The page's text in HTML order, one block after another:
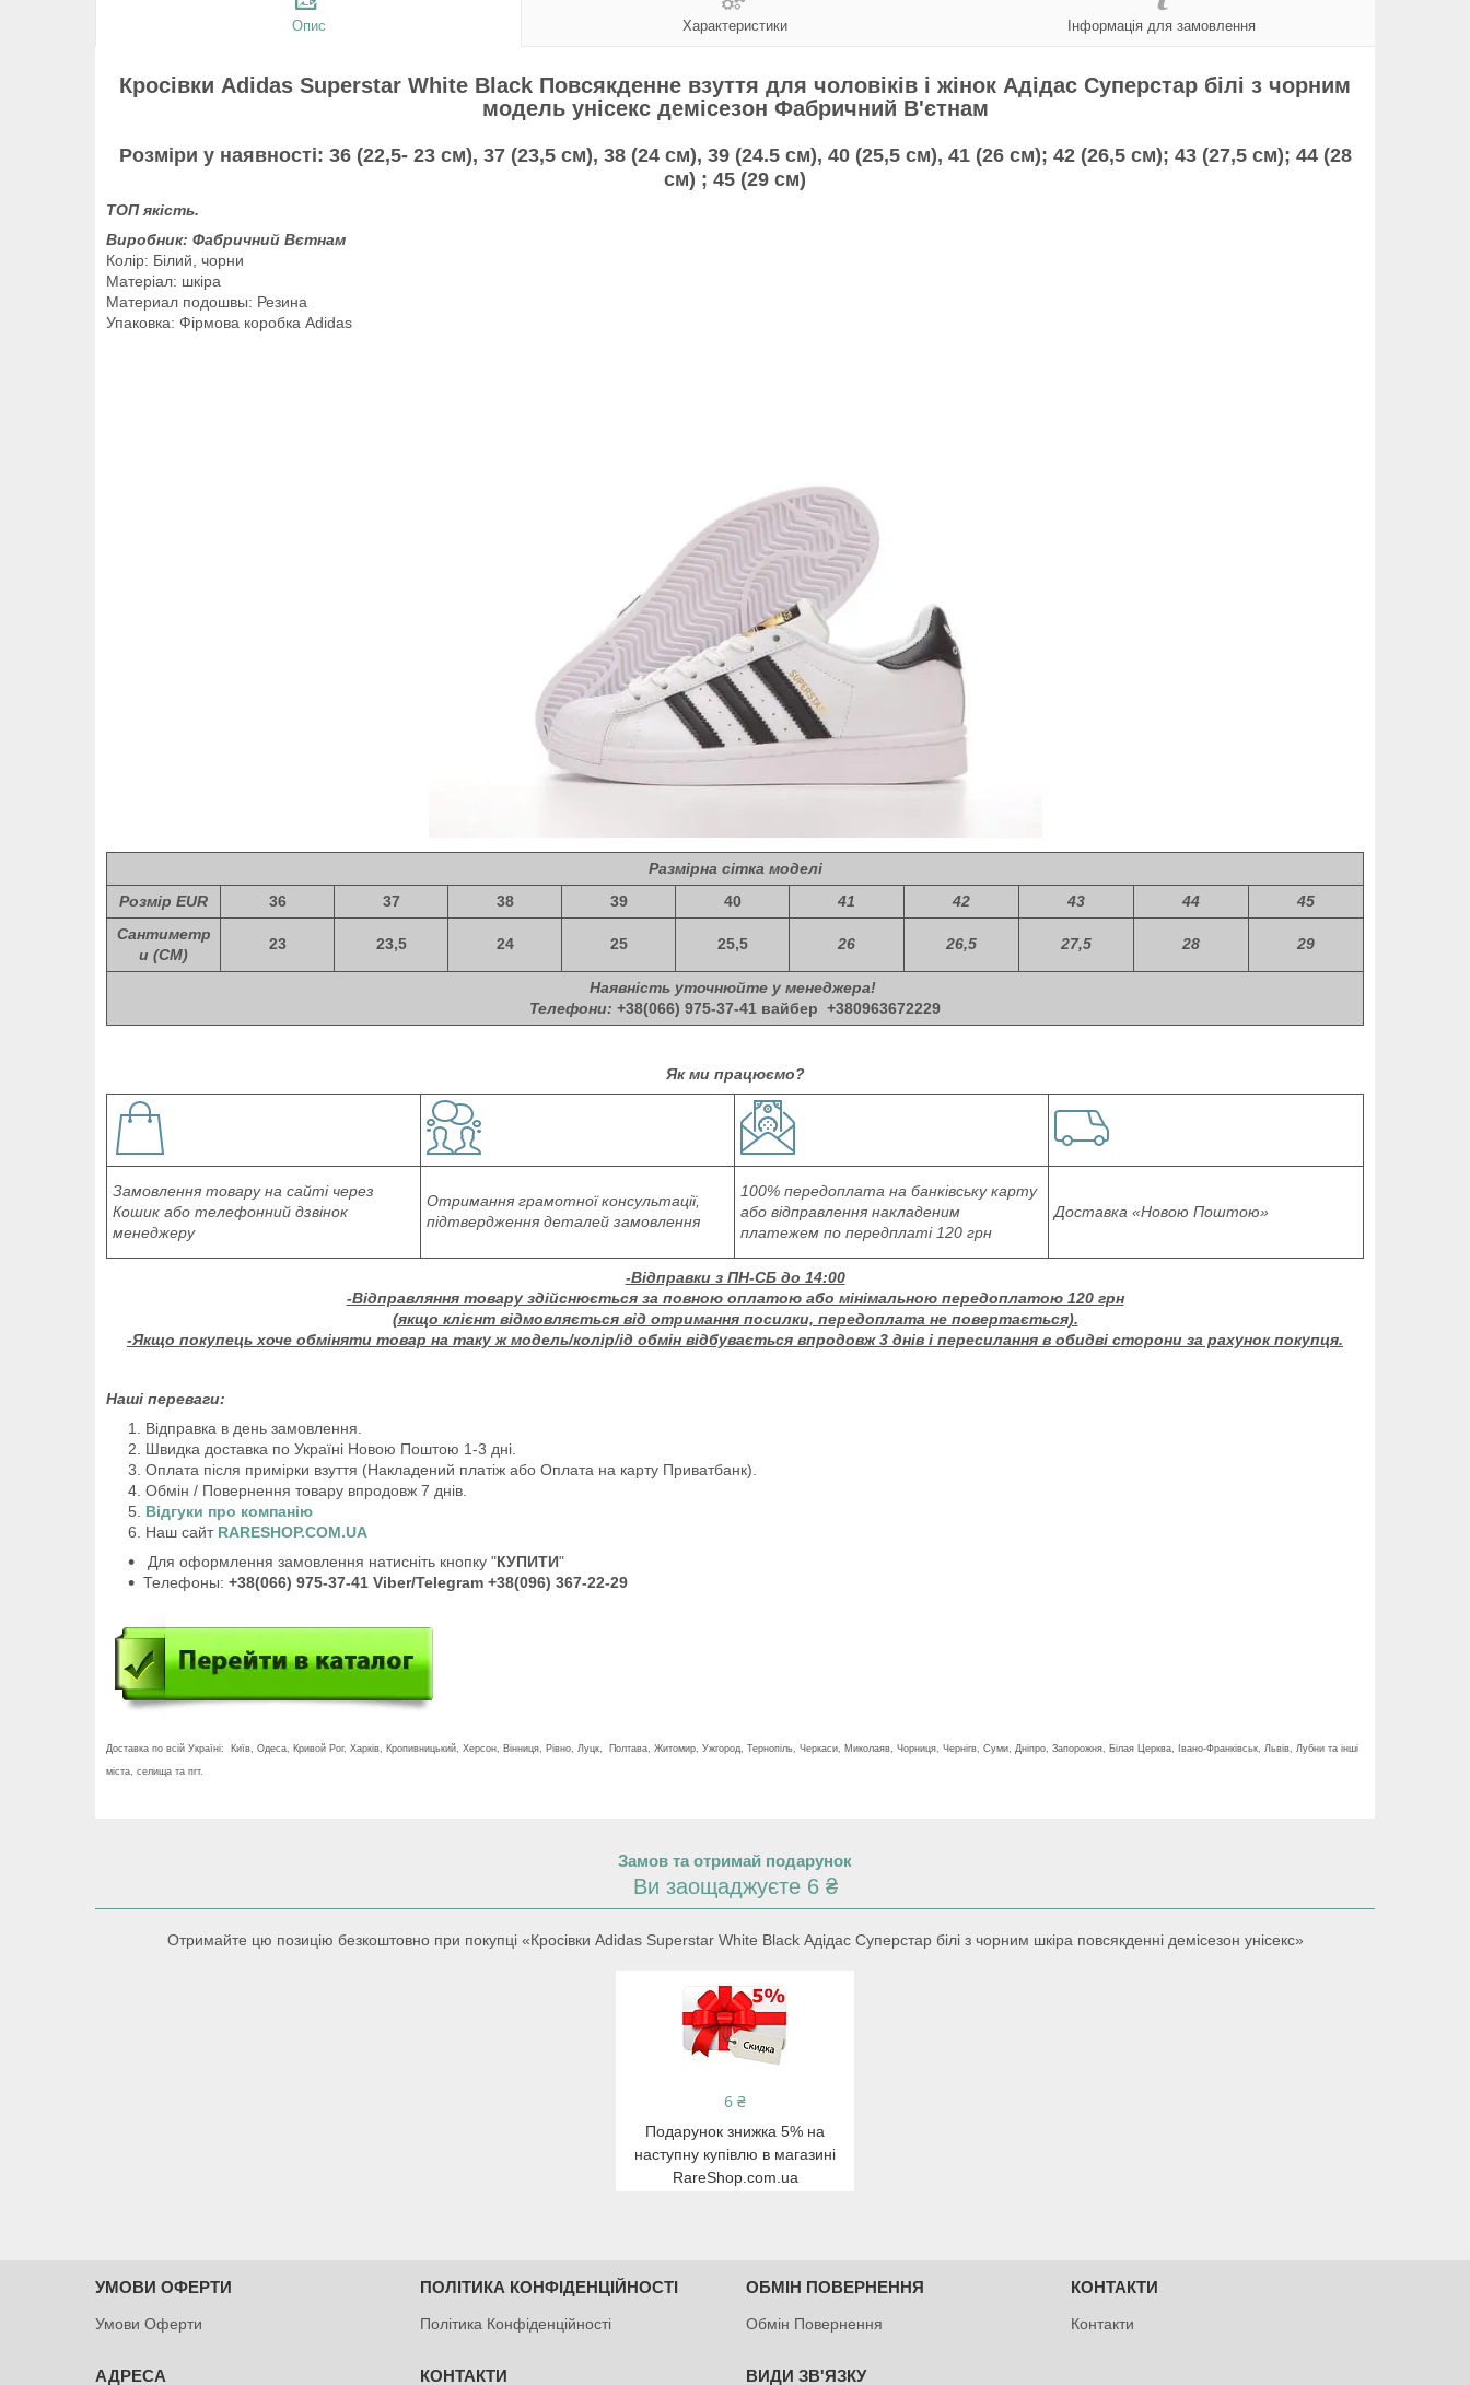
Опис Характеристики Інформація для замовлення
Кросівки Adidas Superstar White Black Повсякденне взуття для чоловіків і жінок Адідас Суперстар білі з чорним
модель унісекс демісезон Фабричний В'єтнам
Розміри у наявності: 36 (22,5- 23 см), 37 (23,5 см), 38 (24 см), 39 (24.5 см), 40 (25,5 см), 41 (26 см); 42 (26,5 см); 43 (27,5 см); 44 (28
см) ; 45 (29 см)
ТОП якість.
Виробник: Фабричний Вєтнам
Колір: Білий, чорни
Матеріал: шкіра
Материал подошвы: Резина
Упаковка: Фірмова коробка Adidas
Размірна сітка моделі
Розмір EUR
36 37 38 39 40 41 42 43 44
45
Сантиметр
и (СМ)
23 23,5 24 25 25,5 26 26,5 27,5 28 29
Наявність уточнюйте у менеджера!
Телефони: +38(066) 975-37-41 вайбер +380963672229
Як ми працюємо?
Замовлення товару на сайті через
Кошик або телефонний дзвінок
менеджеру
Отримання грамотної консультації,
підтвердження деталей замовлення
100% передоплата на банківську карту
або відправлення накладеним
платежем по передплаті 120 грн
Доставка «Новою Поштою»
-Відправки з ПН-СБ до 14:00
-Відправляння товару здійснюється за повною оплатою або мінімальною передоплатою 120 грн
(якщо клієнт відмовляється від отримання посилки, передоплата не повертається).
-Якщо покупець хоче обміняти товар на таку ж модель/колір/ід обмін відбувається впродовж 3 днів і пересилання в обидві сторони за рахунок покупця.
Наші переваги:
Відправка в день замовлення.
Швидка доставка по Україні Новою Поштою 1-3 дні.
Оплата після примірки взуття (Накладений платіж або Оплата на карту Приватбанк).
Обмін / Повернення товару впродовж 7 днів.
Відгуки про компанію
Наш сайт RARESHOP.COM.UA
Для оформлення замовлення натисніть кнопку "КУПИТИ"
Телефоны: +38(066) 975-37-41 Viber/Telegram +38(096) 367-22-29
Доставка по всій Україні: Київ, Одеса, Кривой Рог, Харків, Кропивницький, Херсон, Вінниця, Рівно, Луцк, Полтава, Житомир, Ужгород, Тернопіль, Черкаси, Миколаяв, Чорниця, Чернігв, Суми, Дніпро, Запорожня, Білая Церква, Івано-Франківськ, Львів, Лубни та інші
міста, селища та пгт.
Замов та отримай подарунок
Ви заощаджуєте 6 ₴
Отримайте цю позицію безкоштовно при покупці «Кросівки Adidas Superstar White Black Адідас Суперстар білі з чорним шкіра повсякденні демісезон унісекс»
6 ₴
Подарунок знижка 5% на
наступну купівлю в магазині
RareShop.com.ua
УМОВИ ОФЕРТИ
Умови Оферти
ПОЛІТИКА КОНФІДЕНЦІЙНОСТІ
Політика Конфіденційності
ОБМІН ПОВЕРНЕННЯ
Обмін Повернення
КОНТАКТИ
Контакти